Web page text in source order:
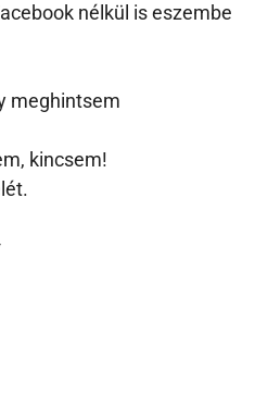
nélkül is eszembe
meghintsem
kincsem!